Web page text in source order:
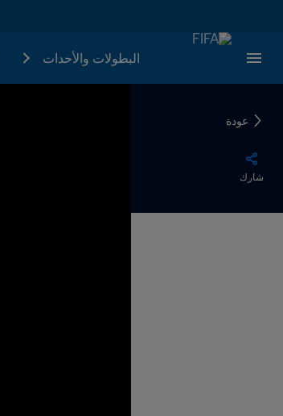
البطولات والأحدات
عودة
شارك